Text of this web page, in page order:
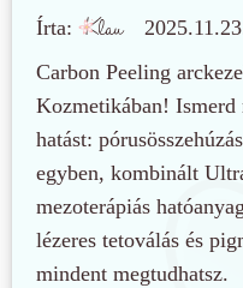
Írta:
Carbon Peeling
Kozmetikában!
hatást:
egyben, kombinált
mezoterápiás
lézeres tetoválás és
mindent megtudhatsz.